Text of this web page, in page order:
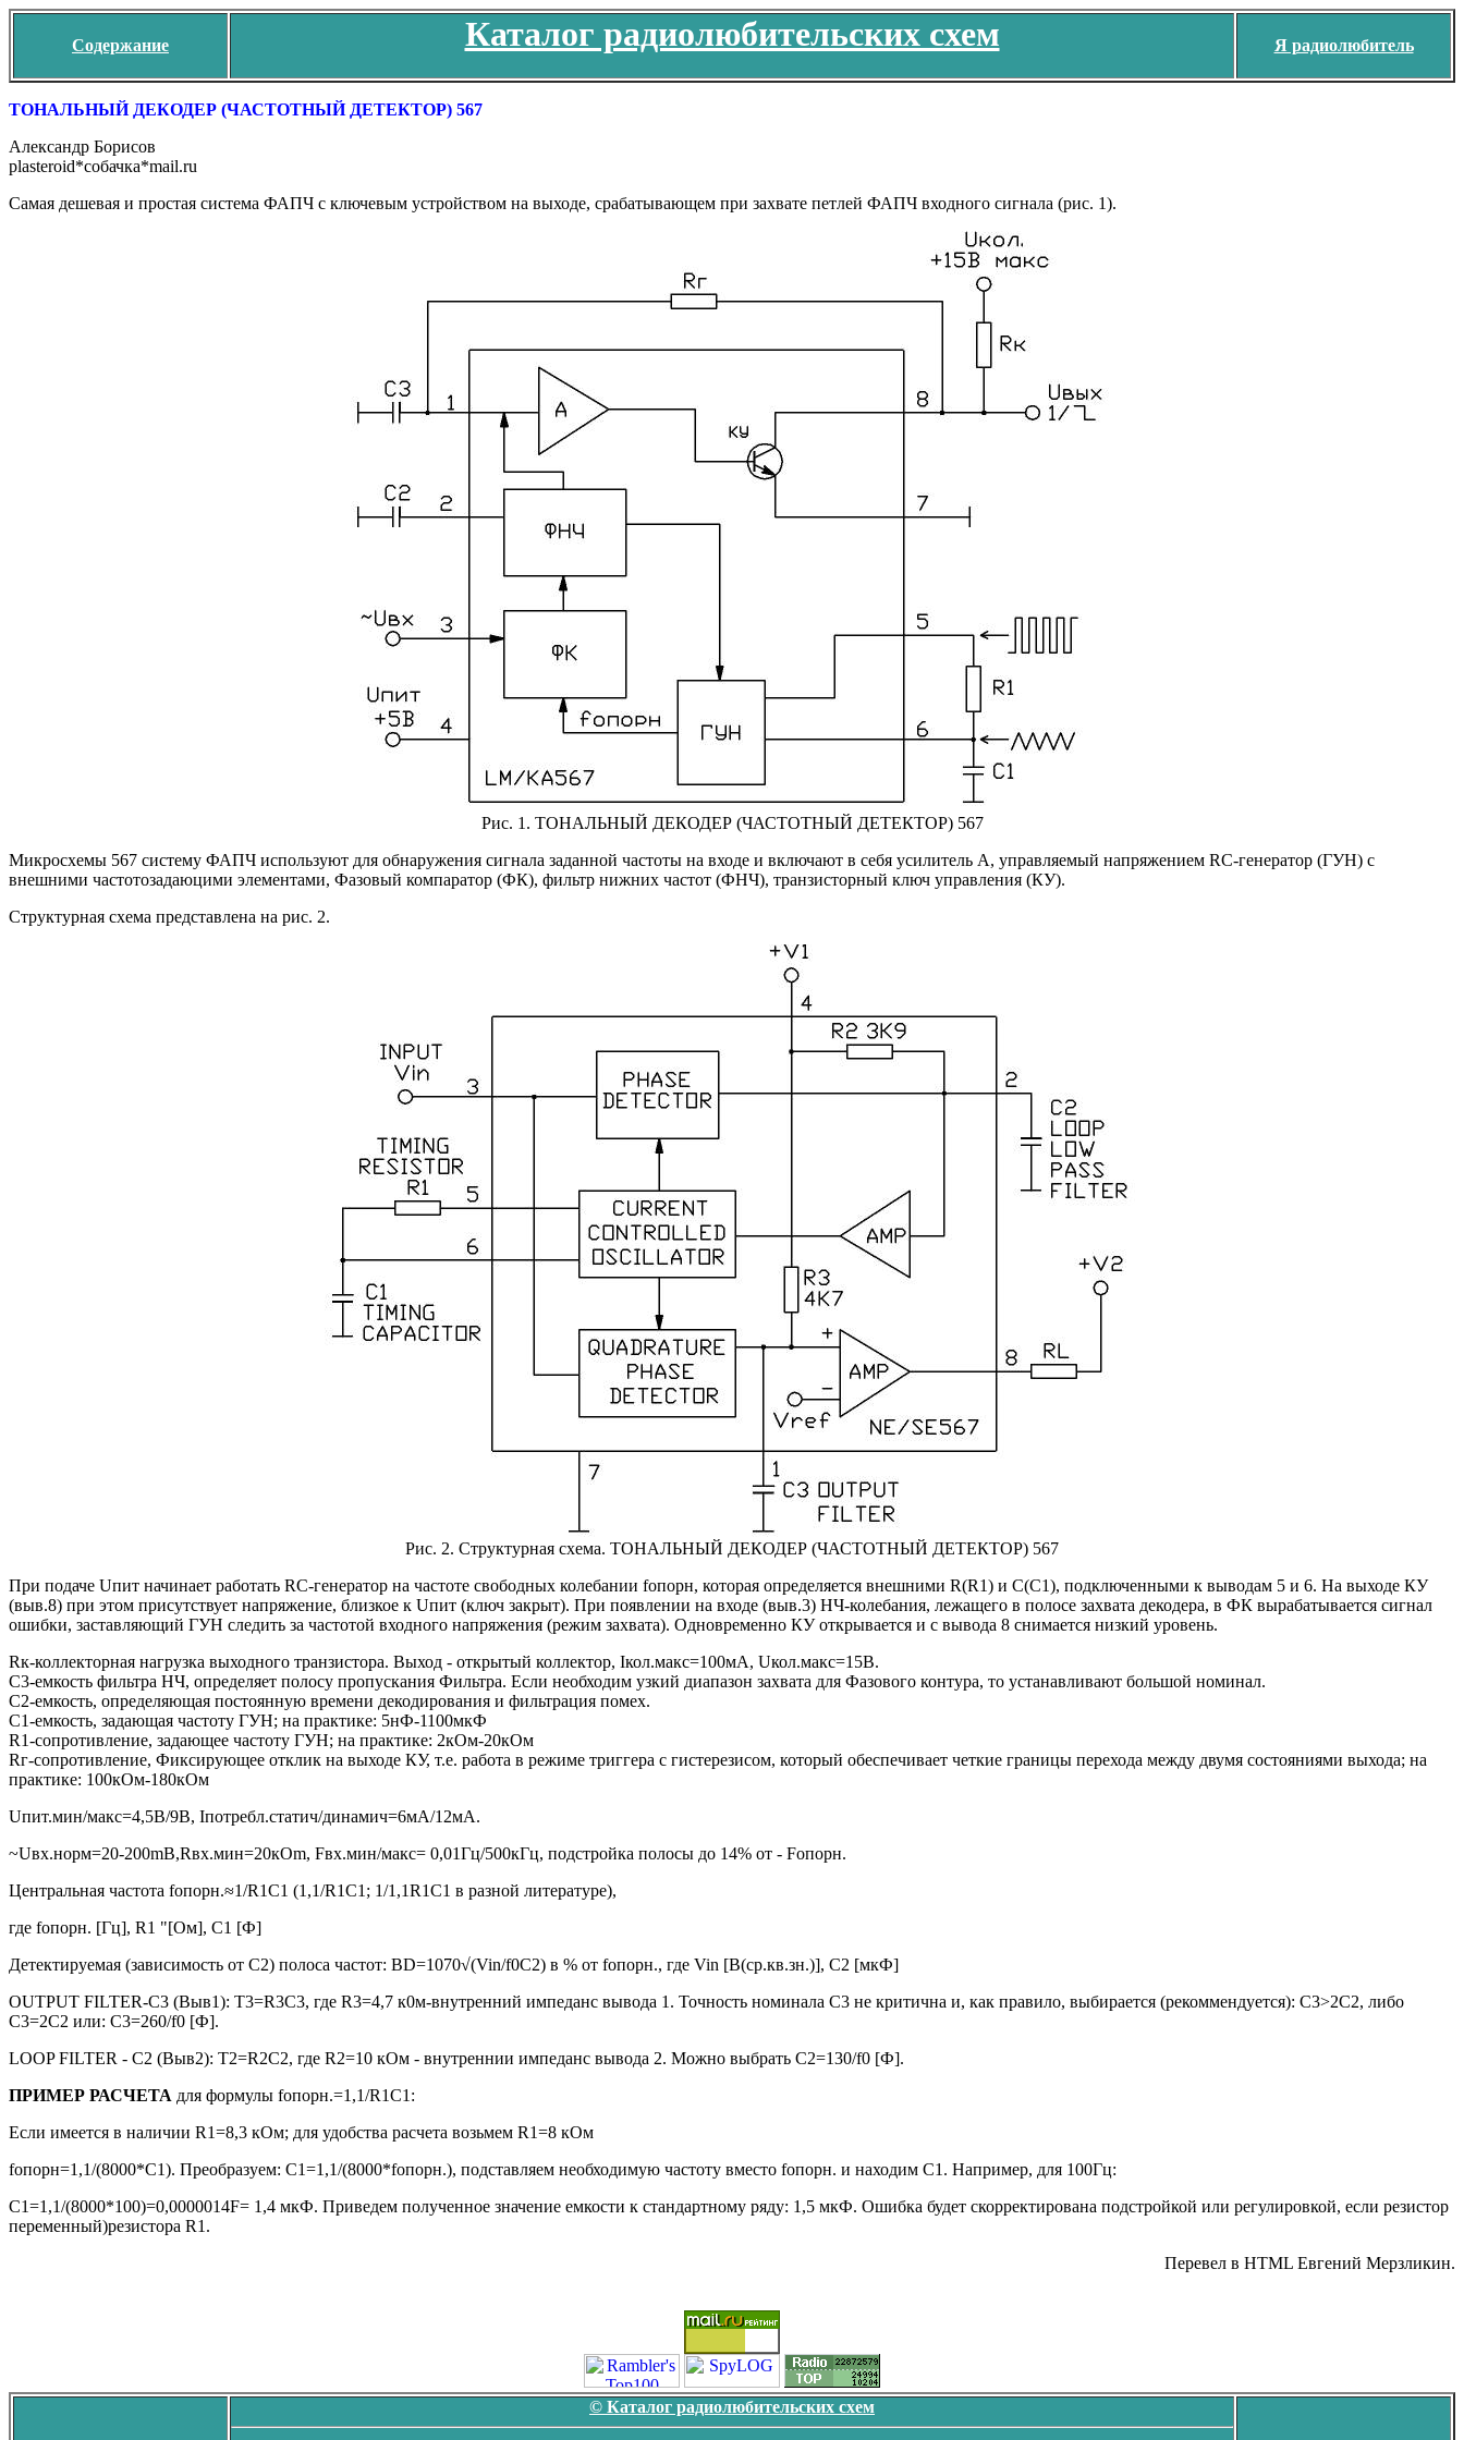
Содержание Каталог радиолюбительских схем Я радиолюбитель
ТОНАЛЬНЫЙ ДЕКОДЕР (ЧАСТОТНЫЙ ДЕТЕКТОР) 567
Александр Борисов
plasteroid*собачка*mail.ru
Самая дешевая и простая система ФАПЧ с ключевым устройством на выходе, срабатывающем при захвате петлей ФАПЧ входного сигнала (рис. 1).
Рис. 1. ТОНАЛЬНЫЙ ДЕКОДЕР (ЧАСТОТНЫЙ ДЕТЕКТОР) 567
Микросхемы 567 систему ФАПЧ используют для обнаружения сигнала заданной частоты на входе и включают в себя усилитель А, управляемый напряжением RC-генератор (ГУН) с
внешними частотозадаюцими элементами, Фазовый компаратор (ФК), фильтр нижних частот (ФНЧ), транзисторный ключ управления (КУ).
Структурная схема представлена на рис. 2.
Рис. 2. Структурная схема. ТОНАЛЬНЫЙ ДЕКОДЕР (ЧАСТОТНЫЙ ДЕТЕКТОР) 567
При подаче Uпит начинает работать RC-генератор на частоте свободных колебании fопорн, которая определяется внешними R(R1) и С(C1), подключенными к выводам 5 и 6. На выходе КУ
(выв.8) при этом присутствует напряжение, близкое к Uпит (ключ закрыт). При появлении на входе (выв.3) НЧ-колебания, лежащего в полосе захвата декодера, в ФК вырабатывается сигнал
ошибки, заставляющий ГУН следить за частотой входного напряжения (режим захвата). Одновременно КУ открывается и с вывода 8 снимается низкий уровень.
Rк-коллекторная нагрузка выходного транзистора. Выход - открытый коллектор, Iкол.макс=100мА, Uкол.макс=15В.
С3-емкость фильтра НЧ, определяет полосу пропускания Фильтра. Если необходим узкий диапазон захвата для Фазового контура, то устанавливают большой номинал.
С2-емкость, определяющая постоянную времени декодирования и фильтрация помех.
С1-емкость, задающая частоту ГУН; на практике: 5нФ-1100мкФ
R1-сопротивление, задающее частоту ГУН; на практике: 2кОм-20кОм
Rг-сопротивление, Фиксирующее отклик на выходе КУ, т.е. работа в режиме триггера с гистерезисом, который обеспечивает четкие границы перехода между двумя состояниями выхода; на
практике: 100кОм-180кОм
Uпит.мин/макс=4,5В/9В, Iпотребл.статич/динамич=6мА/12мА.
~Uвх.норм=20-200mB,Rвх.мин=20кOm, Fвх.мин/макс= 0,01Гц/500кГц, подстройка полосы до 14% от - Fопорн.
Центральная частота fопорн.≈1/R1C1 (1,1/R1C1; 1/1,1R1C1 в разной литературе),
где fопорн. [Гц], R1 "[Ом], С1 [Ф]
Детектируемая (зависимость от С2) полоса частот: BD=1070√(Vin/f0C2) в % от fопорн., где Vin [В(ср.кв.зн.)], С2 [мкФ]
OUTPUT FILTER-C3 (Выв1): T3=R3C3, где R3=4,7 к0м-внутренний импеданс вывода 1. Точность номинала С3 не критична и, как правило, выбирается (рекоммендуется): С3>2С2, либо
С3=2С2 или: С3=260/f0 [Ф].
LOOP FILTER - C2 (Выв2): T2=R2C2, где R2=10 кОм - внутреннии импеданс вывода 2. Можно выбрать С2=130/f0 [Ф].
ПРИМЕР РАСЧЕТА для формулы fопорн.=1,1/R1C1:
Если имеется в наличии R1=8,3 кОм; для удобства расчета возьмем R1=8 кОм
fопорн=1,1/(8000*C1). Преобразуем: C1=1,1/(8000*fопорн.), подставляем необходимую частоту вместо fопорн. и находим С1. Например, для 100Гц:
C1=1,1/(8000*100)=0,0000014F= 1,4 мкФ. Приведем полученное значение емкости к стандартному ряду: 1,5 мкФ. Ошибка будет скорректирована подстройкой или регулировкой, если резистор
переменный)резистора R1.
Перевел в HTML Евгений Мерзликин.
© Каталог радиолюбительских схем